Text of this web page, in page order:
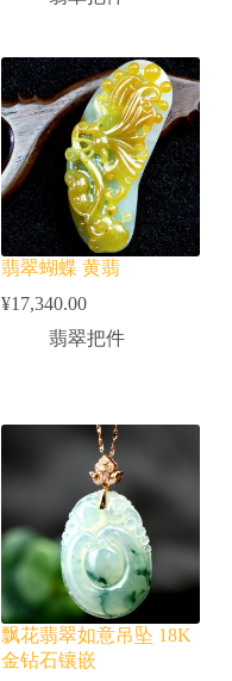
翡翠蝴蝶 黄翡
¥17,340.00
翡翠把件
飘花翡翠如意吊坠 18K
金钻石镶嵌